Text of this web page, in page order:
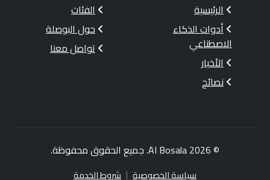
الرئيسية
أدوات الذكاء
الاصطناعي
الأخبار
نصائح
الفئات
حول البوصلة
تواصل معنا
© 2026
AI Bosala. جميع الحقوق محفوظة.
سياسة الخصوصية | شروط الخدمة